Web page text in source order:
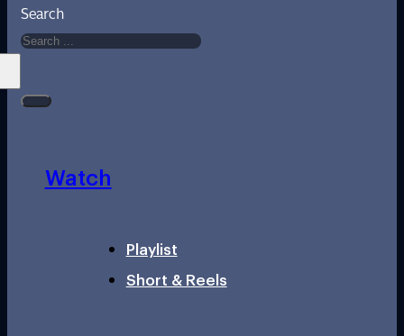
Search
Watch
Playlist
Short & Reels